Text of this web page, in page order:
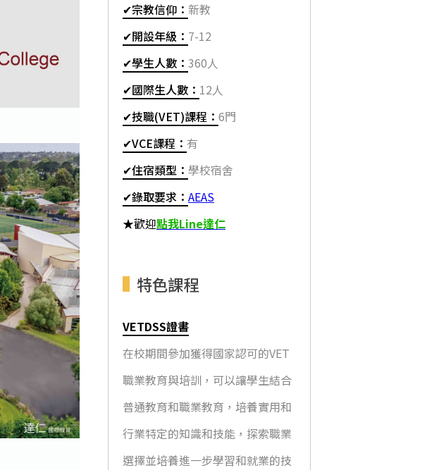
✔宗教信仰： 新教
✔開設年級： 7-12
✔學生人數： 360人
✔國際生人數： 12人
✔技職(VET)課程： 6門
✔VCE課程： 有
✔住宿類型： 學校宿舍
✔錄取要求： AEAS
★歡迎點我Line達仁
特色課程
VETDSS證書
在校期間參加獲得國家認可的VET
職業教育與培訓，可以讓學生結合
普通教育和職業教育，培養實用和
行業特定的知識和技能，探索職業
選擇並培養進一步學習和就業的技